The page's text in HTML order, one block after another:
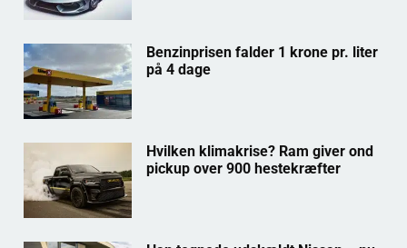
Benzinprisen falder 1 krone pr. liter
på 4 dage
Hvilken klimakrise? Ram giver ond
pickup over 900 hestekræfter